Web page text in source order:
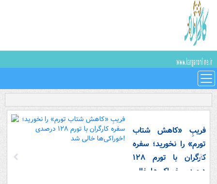
فریبِ «کاهش شتاب
تورم» را نخورید؛ سفره
کارگران با تورم ۱۲۸
درصدی خوراکی‌ها خالی